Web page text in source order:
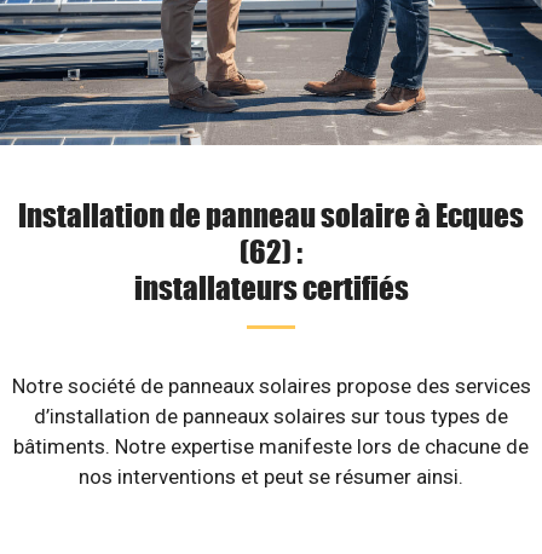
Installation de panneau solaire à Ecques
(62) :
installateurs certifiés
Notre société de panneaux solaires propose des services
d’installation de panneaux solaires sur tous types de
bâtiments. Notre expertise manifeste lors de chacune de
nos interventions et peut se résumer ainsi.